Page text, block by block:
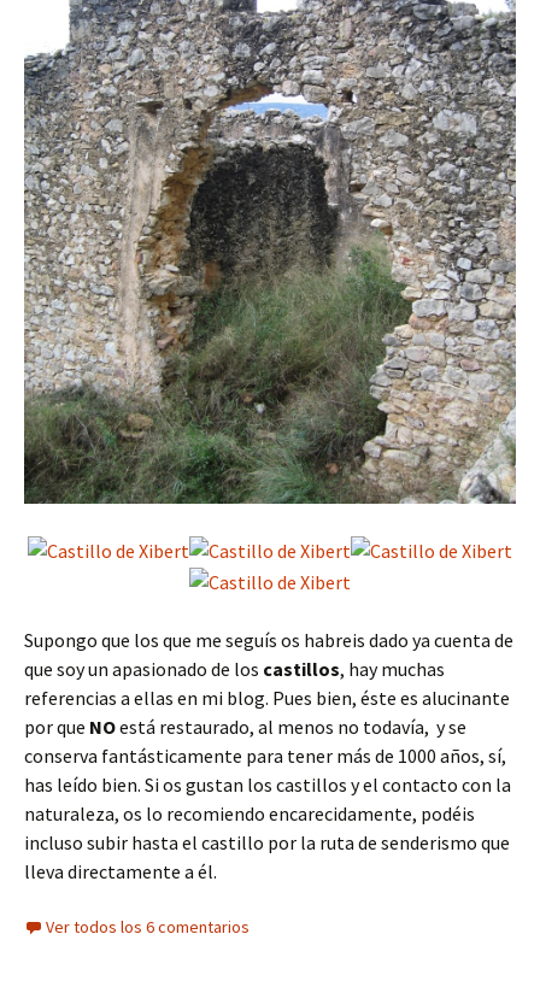
Supongo que los que me seguís os habreis dado ya cuenta de
que soy un apasionado de los castillos, hay muchas
referencias a ellas en mi blog. Pues bien, éste es alucinante
por que NOestá restaurado, al menos no todavía, y se
conserva fantásticamente para tener más de 1000 años, sí,
has leído bien. Si os gustan los castillos y el contacto con la
naturaleza, os lo recomiendo encarecidamente, podéis
incluso subir hasta el castillo por la ruta de senderismo que
lleva directamente a él.
Ver todos los 6 comentarios